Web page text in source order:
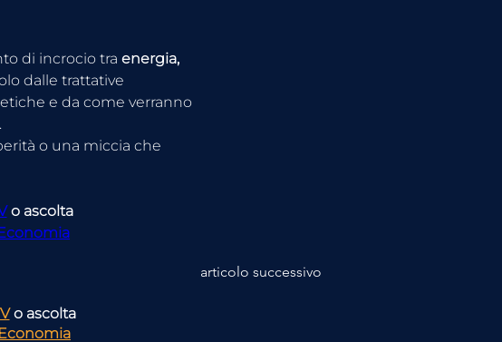
di incrocio tra energia,
dalle trattative
e da come verranno
o una miccia che
o ascolta
articolo successivo
o ascolta